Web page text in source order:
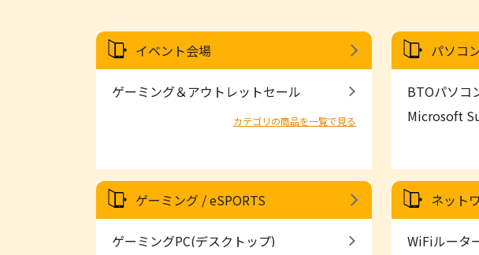
イベント会場
ゲーミング＆アウトレットセール
カテゴリの商品を一覧で見る
パソコ
BTOパソコ
Microsoft
ゲーミング / eSPORTS
ゲーミングPC(デスクトップ)
ネット
WiFiルータ